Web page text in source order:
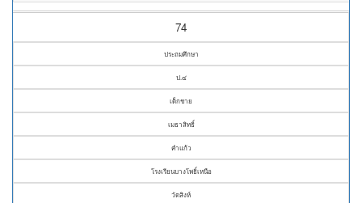
74
ประถมศึกษา
ป.๔
เด็กชาย
เมธาสิทธิ์
คำแก้ว
โรงเรียนบางโพธิ์เหนือ
วัดสิงห์